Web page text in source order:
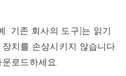
: 기존 회사의 도구)는 읽기
치를 손상시키지 않습니다.
로드하세요.